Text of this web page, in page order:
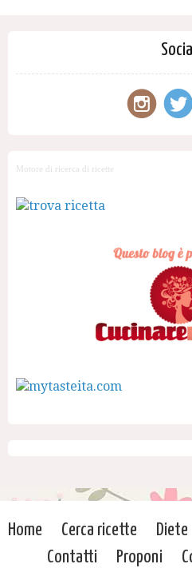
Social
Motore di ricerca di ricette
Home Cerca ricette Diete
Contatti
Proponi